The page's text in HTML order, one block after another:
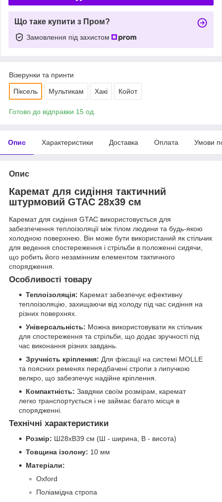
Що таке купити з Пром?
Замовлення під захистом
Візерунки та принти
Піксель Мультикам Хакі Койот
Готово до відправки 15 од.
Опис Характеристики Доставка Оплата Умови
Опис
Каремат для сидіння тактичний
штурмовий GTAC 28x39 см
Каремат для сидіння GTAC використовується для
забезпечення теплоізоляції між тілом людини та будь-якою
холодною поверхнею. Він може бути використаний як стільчик
для ведення спостереження і стрільби в положенні сидячи,
що робить його незамінним елементом тактичного
спорядження.
Особливості товару
Теплоізоляція: Каремат забезпечує ефективну
теплоізоляцію, захищаючи від холоду під час сидіння на
різних поверхнях.
Універсальність: Можна використовувати як стільчик
для спостереження та стрільби, що додає зручності під
час виконання різних завдань.
Зручність кріплення: Для фіксації на системі MOLLE
та поясних ременях передбачені стропи з липучкою
велкро, що забезпечує надійне кріплення.
Компактність: Завдяки своїм розмірам, каремат
легко транспортується і не займає багато місця в
спорядженні.
Технічні характеристики
Розмір: Ш28хВ39 см (Ш - ширина, В - висота)
Товщина ізолону: 10 мм
Матеріали:
Oxford
Поліамідна стропа